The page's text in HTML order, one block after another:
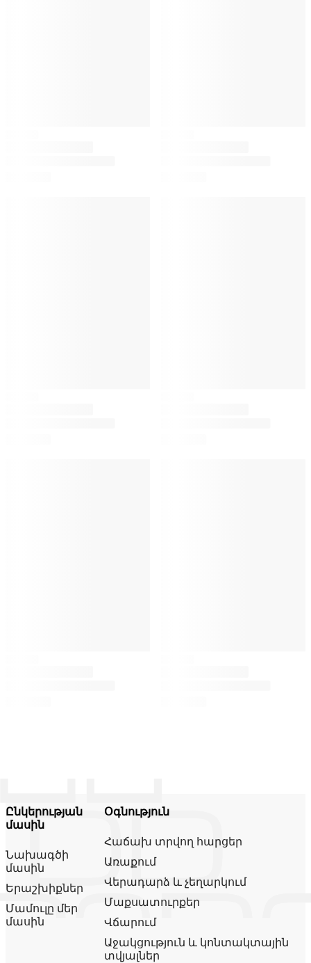
Ընկերության
մասին
Նախագծի
մասին
Երաշխիքներ
Մամուլը մեր
մասին
Օգնություն
Հաճախ տրվող հարցեր
Առաքում
Վերադարձ և չեղարկում
Մաքսատուրքեր
Վճարում
Աջակցություն և կոնտակտային
տվյալներ